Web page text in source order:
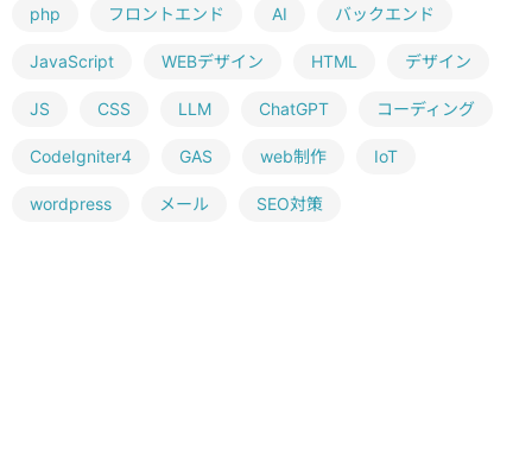
php フロントエンド AI バックエンド
JavaScript WEBデザイン HTML デザイン
JS CSS LLM ChatGPT コーディング
CodeIgniter4 GAS web制作 IoT
wordpress メール SEO対策